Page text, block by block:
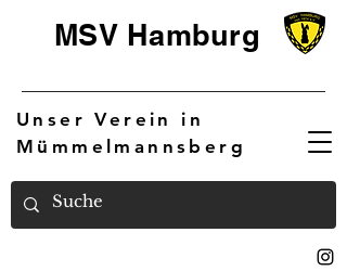
MSV Hamburg
Unser Verein in
Mümmelmannsberg